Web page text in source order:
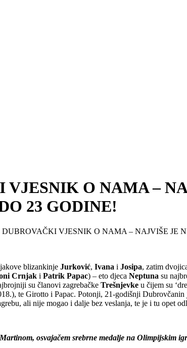
VJESNIK O NAMA –
23 GODINE!
DUBROVAČKI VJESNIK O NAMA – NAJVIŠE JE
blizankinje Jurković, Ivana i Josipa, zatim
Crnjak i Patrik Papac) – eto djeca Neptuna su
su članovi zagrebačke Trešnjevke u čijem su
te Girotto i Papac. Potonji, 21-godišnji
ali nije mogao i dalje bez veslanja, te je i tu opet
osvajačem srebrne medalje na Olimpijskim